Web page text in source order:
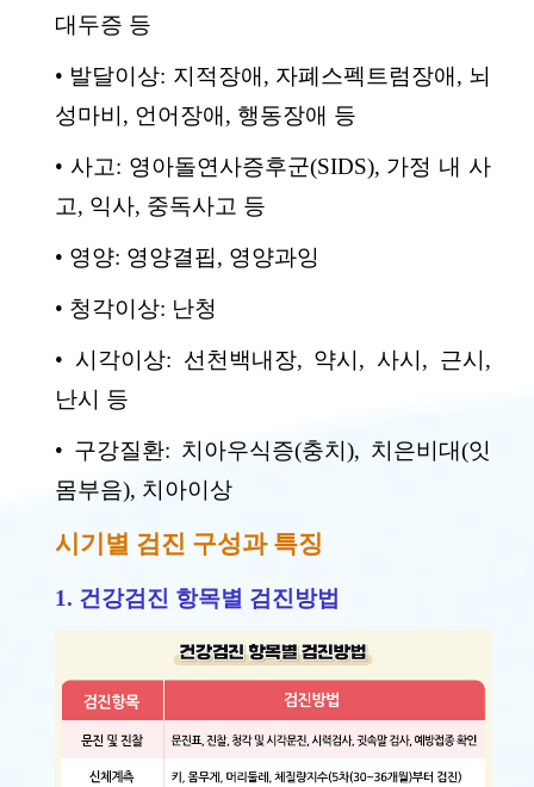
대두증 등
• 발달이상: 지적장애, 자폐스펙트럼장애, 뇌
성마비, 언어장애, 행동장애 등
• 사고: 영아돌연사증후군(SIDS), 가정 내 사
고, 익사, 중독사고 등
• 영양: 영양결핍, 영양과잉
• 청각이상: 난청
• 시각이상: 선천백내장, 약시, 사시, 근시,
난시 등
• 구강질환: 치아우식증(충치), 치은비대(잇
몸부음), 치아이상
시기별 검진 구성과 특징
1. 건강검진 항목별 검진방법